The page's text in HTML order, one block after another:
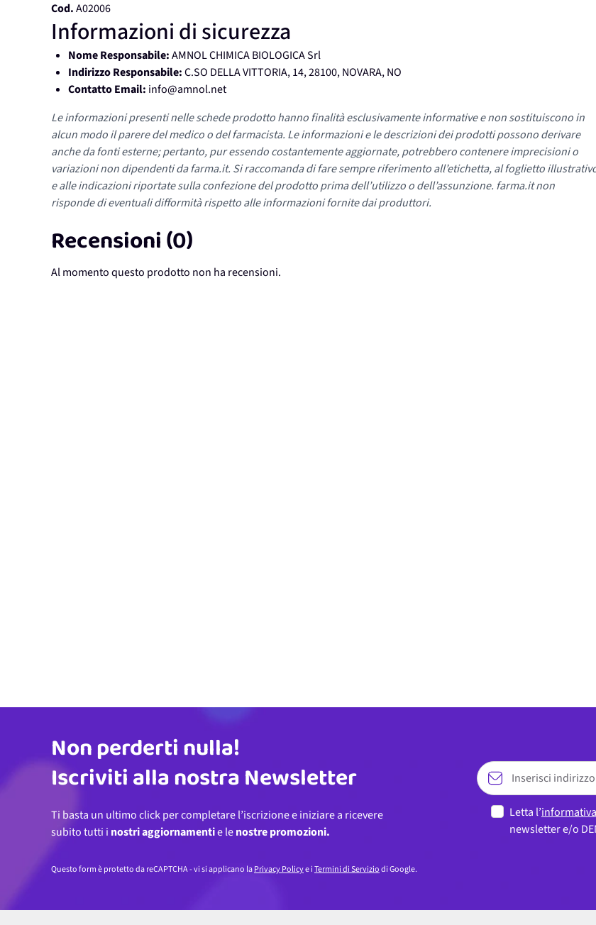
Cod.A02006
Informazioni di sicurezza
Nome Responsabile:AMNOL CHIMICA BIOLOGICA Srl
Indirizzo Responsabile:C.SO DELLA VITTORIA, 14, 28100, NOVARA, NO
Contatto Email: info@amnol.net
Le informazioni presenti nelle schede prodotto hanno finalità esclusivamente informative e non sostituiscono in
alcun modo il parere del medico o del farmacista. Le informazioni e le descrizioni dei prodotti possono derivare
anche da fonti esterne; pertanto, pur essendo costantemente aggiornate, potrebbero contenere imprecisioni o
variazioni non dipendenti da farma.it. Si raccomanda di fare sempre riferimento all’etichetta, al foglietto
e alle indicazioni riportate sulla confezione del prodotto prima dell’utilizzo o dell’assunzione. farma.it non
risponde di eventuali difformità rispetto alle informazioni fornite dai produttori.
Recensioni (0)
Al momento questo prodotto non ha recensioni.
Indirizzo email
Non perderti nulla!
Iscriviti alla nostra Newsletter
Ti basta un ultimo click per completare l’iscrizione e iniziare a ricevere
subito tutti i nostri aggiornamentie lenostre promozioni.
Letta l’
newsletter e/o
Questo form è protetto da reCAPTCHA - vi si applicano laPrivacy Policye iTermini di Serviziodi Google.